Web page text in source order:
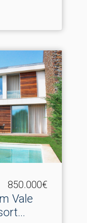
850.000€
Vale